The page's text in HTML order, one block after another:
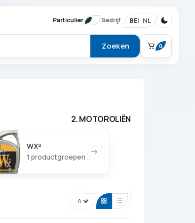
Particulier Bedrijf BE NL
Zoeken 0
2. MOTOROLIËN
WX²
1 productgroepen
Sorteren
Je mandje is leeg.
Verder winkelen